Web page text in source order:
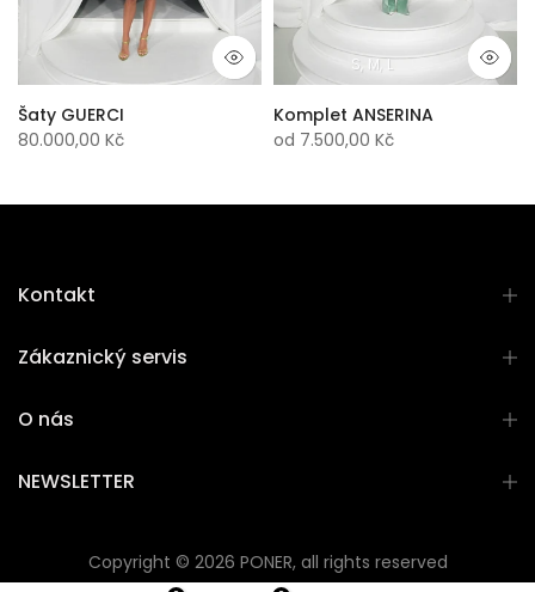
Šaty GUERCI
80.000,00 Kč
S M L
Komplet ANSERINA
od 7.500,00 Kč
Kontakt
Zákaznický servis
O nás
NEWSLETTER
Copyright © 2026 PONER, all rights reserved